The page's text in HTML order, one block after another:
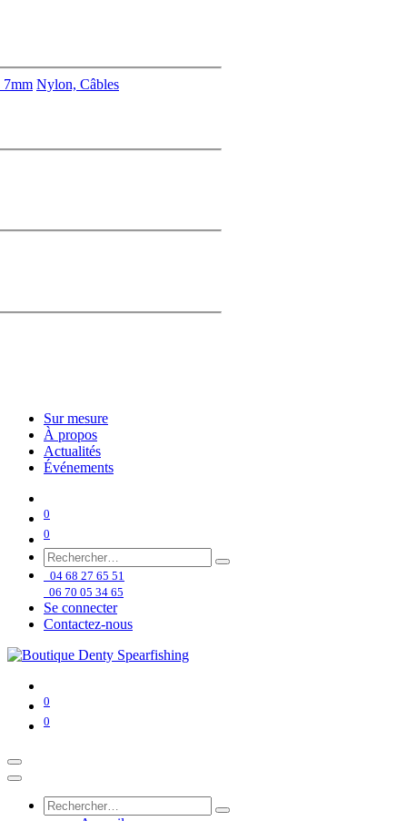
7mm Nylon, Câbles
Sur mesure
À propos
Actualités
Événements
0
0
04 68 27 65 51
06 70 05 34 65
Se connecter
Contactez-nous
0
0